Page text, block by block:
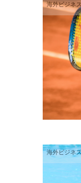
海外ビジネ
海外ビジネ